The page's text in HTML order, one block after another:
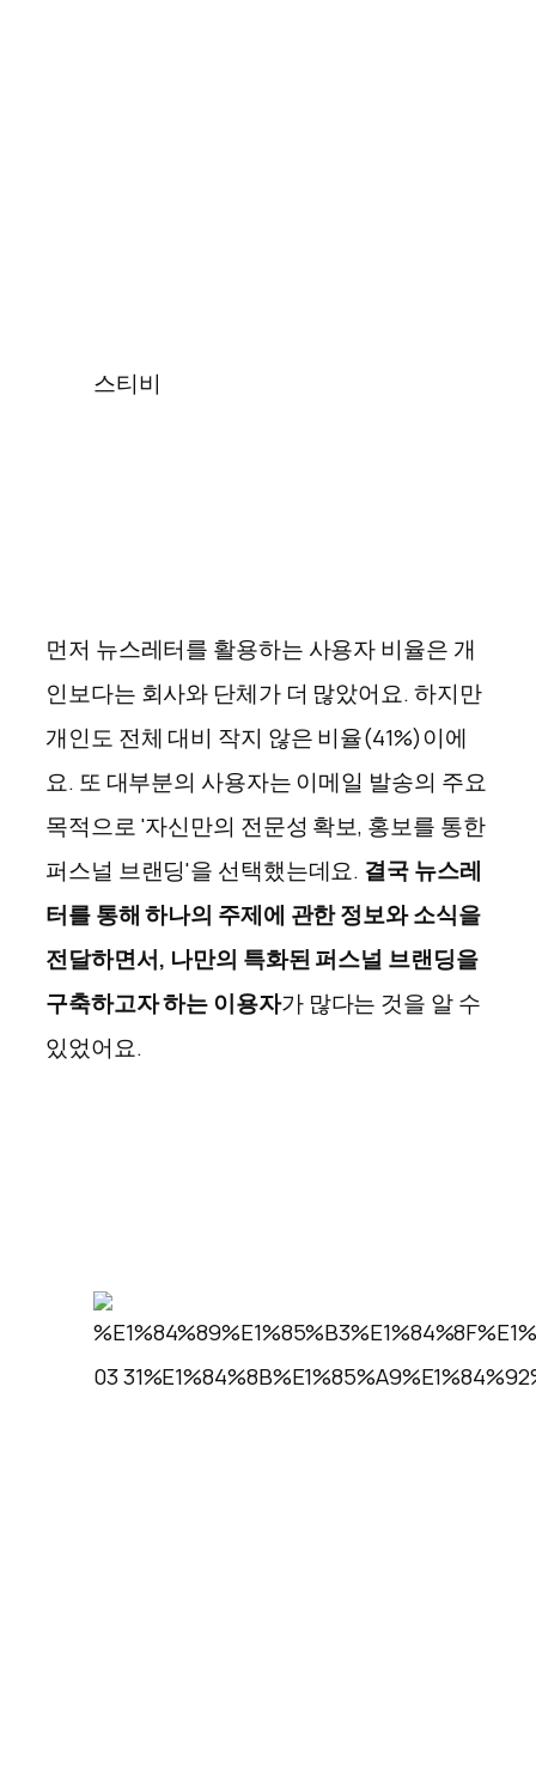
스티비
먼저 뉴스레터를 활용하는 사용자 비율은 개
인보다는 회사와 단체가 더 많았어요. 하지만
개인도 전체 대비 작지 않은 비율(41%)이에
요. 또 대부분의 사용자는 이메일 발송의 주요
목적으로 '자신만의 전문성 확보, 홍보를 통한
퍼스널 브랜딩'을 선택했는데요. 결국 뉴스레
터를 통해 하나의 주제에 관한 정보와 소식을
전달하면서, 나만의 특화된 퍼스널 브랜딩을
구축하고자 하는 이용자가 많다는 것을 알 수
있었어요.